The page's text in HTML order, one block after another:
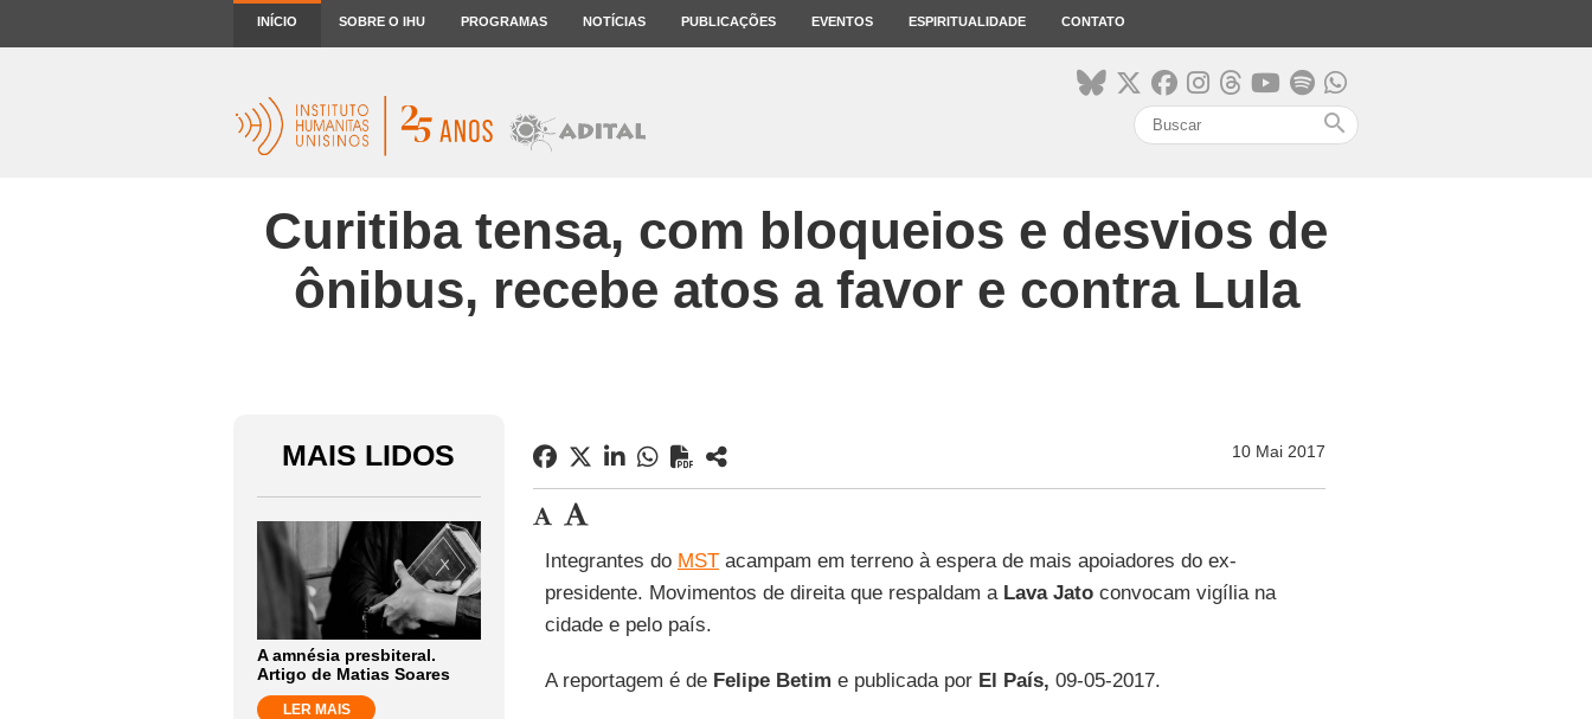
INÍCIO SOBRE O IHU PROGRAMAS NOTÍCIAS PUBLICAÇÕES EVENTOS ESPIRITUALIDADE CONTATO
search
Curitiba tensa, com bloqueios e desvios de
ônibus, recebe atos a favor e contra Lula
MAIS LIDOS
A amnésia presbiteral.
Artigo de Matias Soares
LER MAIS
10 Mai 2017
Integrantes do MSTacampam em terreno à espera de mais apoiadores do ex-
presidente. Movimentos de direita que respaldam a Lava Jatoconvocam vigília na
cidade e pelo país.
A reportagem é de Felipe Betim e publicada por El País, 09-05-2017.